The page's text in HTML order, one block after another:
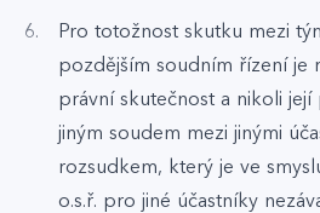
Pro totožnost skutku mezi
pozdějším soudním řízení je
právní skutečnost a nikoli
jiným soudem mezi jinými
rozsudkem, který je ve
o.s.ř. pro jiné účastníky